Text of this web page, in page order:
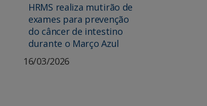
HRMS realiza mutirão de
exames para prevenção
do câncer de intestino
durante o Março Azul
16/03/2026